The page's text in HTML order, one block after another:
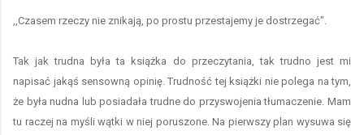
,,Czasem rzeczy nie znikają, po prostu przestajemy je dostrzegać".
Tak jak trudna była ta książka do przeczytania, tak trudno jest mi
napisać jakąś sensowną opinię. Trudność tej książki nie polega na tym,
że była nudna lub posiadała trudne do przyswojenia tłumaczenie. Mam
tu raczej na myśli wątki w niej poruszone. Na pierwszy plan wysuwa się